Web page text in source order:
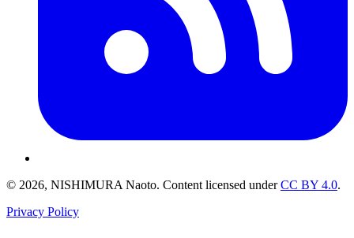
© 2026, NISHIMURA Naoto. Content licensed underCC BY 4.0.
Privacy Policy